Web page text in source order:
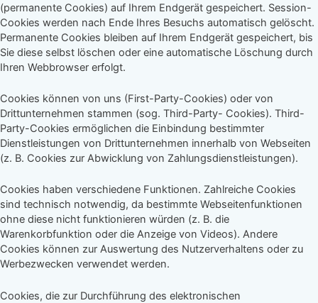
(permanente Cookies) auf Ihrem Endgerät gespeichert. Session-
Cookies werden nach Ende Ihres Besuchs automatisch gelöscht.
Permanente Cookies bleiben auf Ihrem Endgerät gespeichert, bis
Sie diese selbst löschen oder eine automatische Löschung durch
Ihren Webbrowser erfolgt.
Cookies können von uns (First-Party-Cookies) oder von
Drittunternehmen stammen (sog. Third-Party- Cookies). Third-
Party-Cookies ermöglichen die Einbindung bestimmter
Dienstleistungen von Drittunternehmen innerhalb von Webseiten
(z. B. Cookies zur Abwicklung von Zahlungsdienstleistungen).
Cookies haben verschiedene Funktionen. Zahlreiche Cookies
sind technisch notwendig, da bestimmte Webseitenfunktionen
ohne diese nicht funktionieren würden (z. B. die
Warenkorbfunktion oder die Anzeige von Videos). Andere
Cookies können zur Auswertung des Nutzerverhaltens oder zu
Werbezwecken verwendet werden.
Cookies, die zur Durchführung des elektronischen